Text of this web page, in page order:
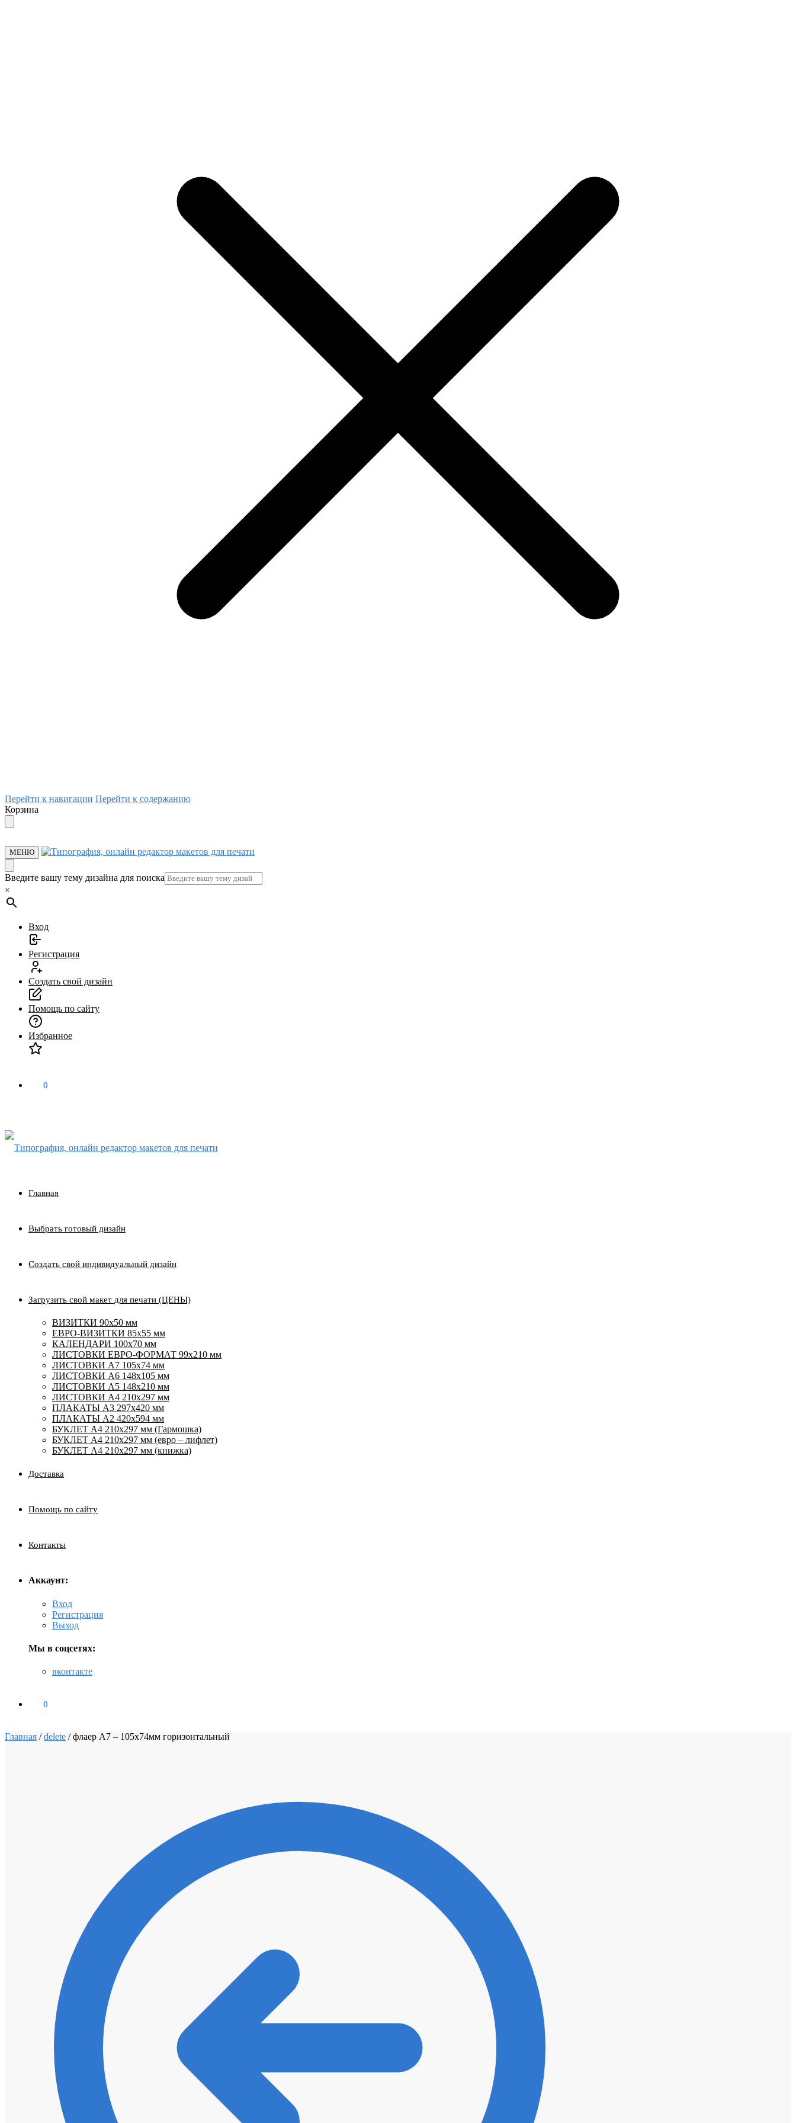
Перейти к навигации Перейти к содержанию
Корзина
МЕНЮ
Введите вашу тему дизайна для поиска
×
Вход
Регистрация
Создать свой дизайн
Помощь по сайту
Избранное
0
Главная
Выбрать готовый дизайн
Создать свой индивидуальный дизайн
Загрузить свой макет для печати (ЦЕНЫ)
ВИЗИТКИ 90х50 мм
ЕВРО-ВИЗИТКИ 85х55 мм
КАЛЕНДАРИ 100х70 мм
ЛИСТОВКИ ЕВРО-ФОРМАТ 99х210 мм
ЛИСТОВКИ А7 105х74 мм
ЛИСТОВКИ А6 148х105 мм
ЛИСТОВКИ А5 148х210 мм
ЛИСТОВКИ А4 210х297 мм
ПЛАКАТЫ А3 297х420 мм
ПЛАКАТЫ А2 420х594 мм
БУКЛЕТ А4 210х297 мм (Гармошка)
БУКЛЕТ А4 210х297 мм (евро – лифлет)
БУКЛЕТ А4 210х297 мм (книжка)
Доставка
Помощь по сайту
Контакты
Аккаунт:
Вход
Регистрация
Выход
Мы в соцсетях:
вконтакте
0
Главная /delete /флаер A7 – 105х74мм горизонтальный